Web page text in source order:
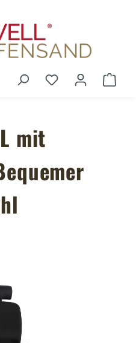
Du hast 0
mit